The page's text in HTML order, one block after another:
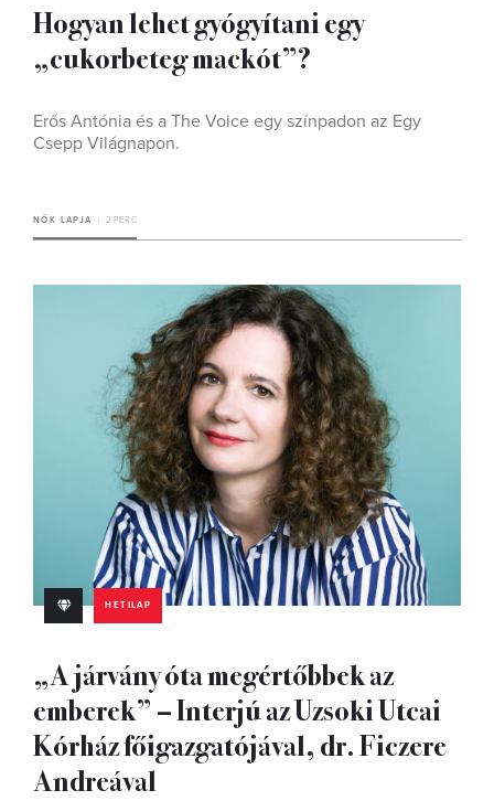
Hogyan lehet gyógyítani egy
„cukorbeteg mackót”?
Erős Antónia és a The Voice egy színpadon az Egy
Csepp Világnapon.
NŐK LAPJA 2 PERC
HETILAP
„A járvány óta megértőbbek az
emberek” – Interjú az Uzsoki Utcai
Kórház főigazgatójával, dr. Ficzere
Andreával